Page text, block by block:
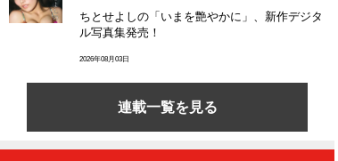
ちとせよしの「いまを艶やかに」、新作デジタ
ル写真集発売！
2026年08月03日
連載一覧を見る